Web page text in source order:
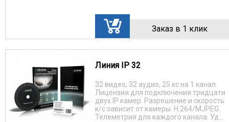
Заказ в 1 клик
Линия IP 32
32 видео, 32 аудио, 25 кс на 1 канал.
Лицензия для подключения тридцати
двух IP камер. Разрешение и скорость
к/с зависит от камеры. H.264/MJPEG.
Телеметрия для каждого канала. Уд...